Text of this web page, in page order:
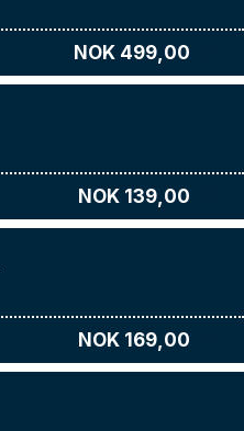
NOK 499,00
NOK 139,00
NOK 169,00